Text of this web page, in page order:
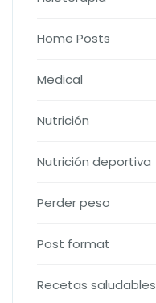
Home Posts
Medical
Nutrición
Nutrición deportiva
Perder peso
Post format
Recetas saludables